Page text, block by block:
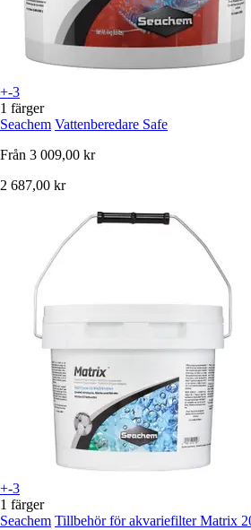
+-3
1 färger
Seachem Vattenberedare Safe
Från 3 009,00 kr
2 687,00 kr
+-3
1 färger
Seachem Tillbehör för akvariefilter Matrix